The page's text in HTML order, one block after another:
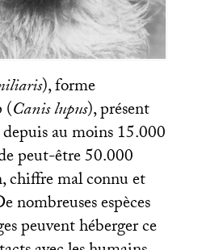
), forme
(Canis lupus), présent
au moins 15.000
peut-être 50.000
chiffre mal connu et
nombreuses espèces
peuvent héberger ce